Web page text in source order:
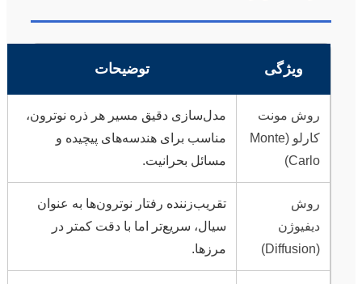
ویژگی توضیحات
روش مونت
کارلو (Monte
Carlo)
مدل‌سازی دقیق مسیر هر ذره نوترون،
مناسب برای هندسه‌های پیچیده و
مسائل بحرانیت.
روش
دیفیوژن
(Diffusion)
تقریب‌زننده رفتار نوترون‌ها به عنوان
سیال، سریع‌تر اما با دقت کمتر در
مرزها.